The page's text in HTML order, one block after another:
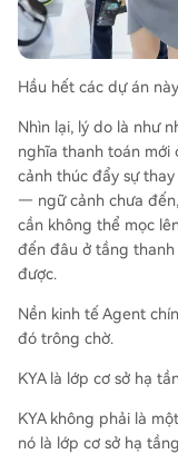
Hầu hết các dự án
Nhìn lại, lý do là như
nghĩa thanh toán mới
cảnh thúc đẩy sự
— ngữ cảnh chưa
cần không thể mọc
đến đâu ở tầng
được.
Nền kinh tế Agent
đó trông chờ.
KYA là lớp cơ sở hạ
KYA không phải là
nó là lớp cơ sở hạ